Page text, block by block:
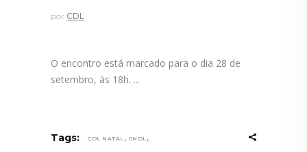
por CDL
O encontro está marcado para o dia 28 de
setembro, às 18h.
Tags: CDL NATAL , CNDL ,